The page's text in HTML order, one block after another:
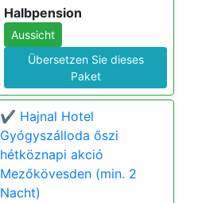
Halbpension
Aussicht
Übersetzen Sie dieses
Paket
✔️ Hajnal Hotel
Gyógyszálloda őszi
hétköznapi akció
Mezőkövesden (min. 2
Nacht)